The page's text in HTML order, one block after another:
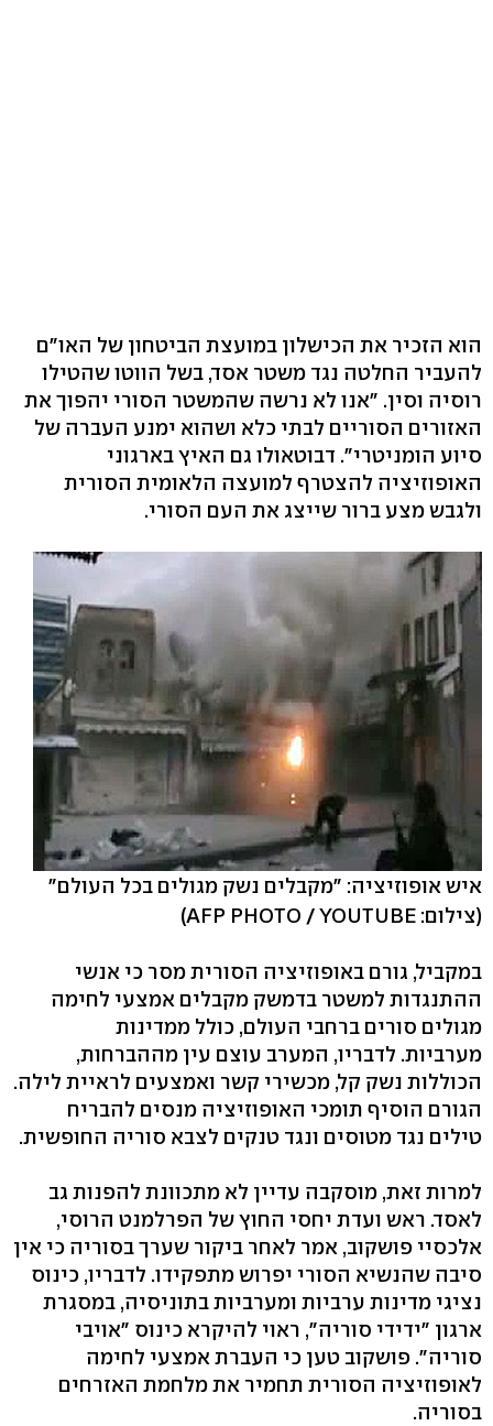
הוא הזכיר את הכישלון במועצת הביטחון של האו"ם
להעביר החלטה נגד משטר אסד, בשל הווטו שהטילו
רוסיה וסין. "אנו לא נרשה שהמשטר הסורי יהפוך את
האזורים הסוריים לבתי כלא ושהוא ימנע העברה של
סיוע הומניטרי". דבוטאולו גם האיץ בארגוני
האופוזיציה להצטרף למועצה הלאומית הסורית
ולגבש מצע ברור שייצג את העם הסורי.
איש אופוזיציה: "מקבלים נשק מגולים בכל העולם"
(צילום: AFP PHOTO / YOUTUBE)
במקביל, גורם באופוזיציה הסורית מסר כי אנשי
ההתנגדות למשטר בדמשק מקבלים אמצעי לחימה
מגולים סורים ברחבי העולם, כולל ממדינות
מערביות. לדבריו, המערב עוצם עין מההברחות,
הכוללות נשק קל, מכשירי קשר ואמצעים לראיית לילה.
הגורם הוסיף תומכי האופוזיציה מנסים להבריח
טילים נגד מטוסים ונגד טנקים לצבא סוריה החופשית.
למרות זאת, מוסקבה עדיין לא מתכוונת להפנות גב
לאסד. ראש ועדת יחסי החוץ של הפרלמנט הרוסי,
אלכסיי פושקוב, אמר לאחר ביקור שערך בסוריה כי אין
סיבה שהנשיא הסורי יפרוש מתפקידו. לדבריו, כינוס
נציגי מדינות ערביות ומערביות בתוניסיה, במסגרת
ארגון "ידידי סוריה", ראוי להיקרא כינוס "אויבי
סוריה". פושקוב טען כי העברת אמצעי לחימה
לאופוזיציה הסורית תחמיר את מלחמת האזרחים
בסוריה.